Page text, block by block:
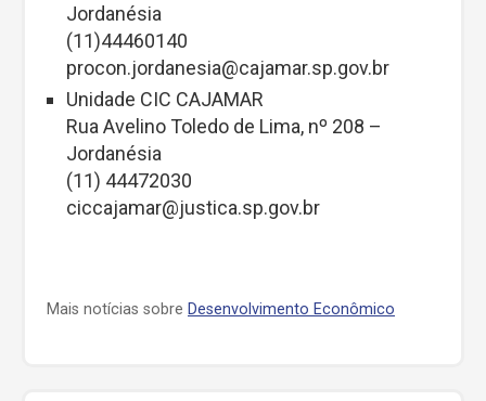
Jordanésia
(11)44460140
procon.jordanesia@cajamar.sp.gov.br
Unidade CIC CAJAMAR
Rua Avelino Toledo de Lima, nº 208 –
Jordanésia
(11) 44472030
ciccajamar@justica.sp.gov.br
Mais notícias sobre Desenvolvimento Econômico